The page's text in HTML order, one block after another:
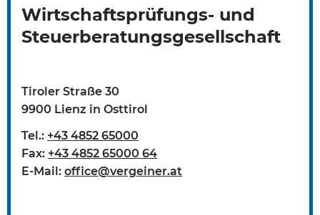
Wirtschaftsprüfungs- und
Steuerberatungsgesellschaft
Tiroler Straße 30
9900 Lienz in Osttirol
Tel.: +43 4852 65000
Fax: +43 4852 65000 64
E-Mail: office@vergeiner.at